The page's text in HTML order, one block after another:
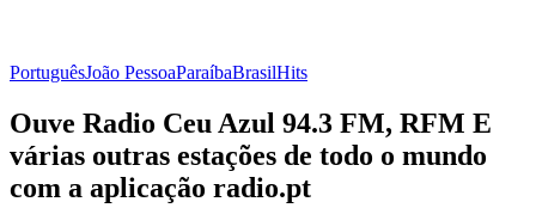
PortuguêsJoão PessoaParaíbaBrasilHits
Ouve Radio Ceu Azul 94.3 FM, RFM E
várias outras estações de todo o mundo
com a aplicação radio.pt